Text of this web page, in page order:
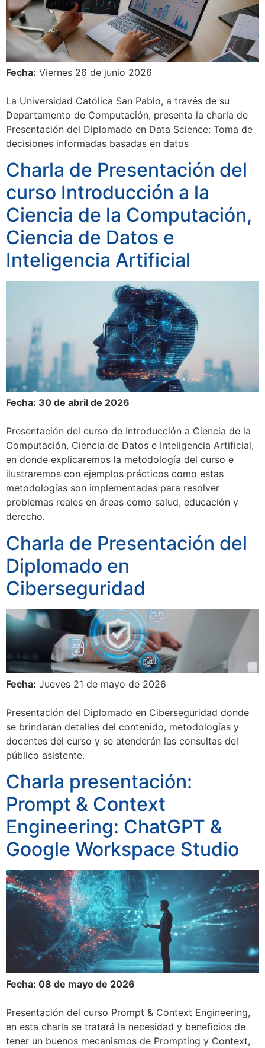
Fecha: Viernes 26 de junio 2026
La Universidad Católica San Pablo, a través de su
Departamento de Computación, presenta la charla de
Presentación del Diplomado en Data Science: Toma de
decisiones informadas basadas en datos
Charla de Presentación del
curso Introducción a la
Ciencia de la Computación,
Ciencia de Datos e
Inteligencia Artificial
Fecha: 30 de abril de 2026
Presentación del curso de Introducción a Ciencia de la
Computación, Ciencia de Datos e Inteligencia Artificial,
en donde explicaremos la metodología del curso e
ilustraremos con ejemplos prácticos como estas
metodologías son implementadas para resolver
problemas reales en áreas como salud, educación y
derecho.
Charla de Presentación del
Diplomado en
Ciberseguridad
Fecha: Jueves 21 de mayo de 2026
Presentación del Diplomado en Ciberseguridad donde
se brindarán detalles del contenido, metodologías y
docentes del curso y se atenderán las consultas del
público asistente.
Charla presentación:
Prompt & Context
Engineering: ChatGPT &
Google Workspace Studio
Fecha: 08 de mayo de 2026
Presentación del curso Prompt & Context Engineering​,
en esta charla se tratará la necesidad y beneficios de
tener un buenos mecanismos de Prompting y Context,